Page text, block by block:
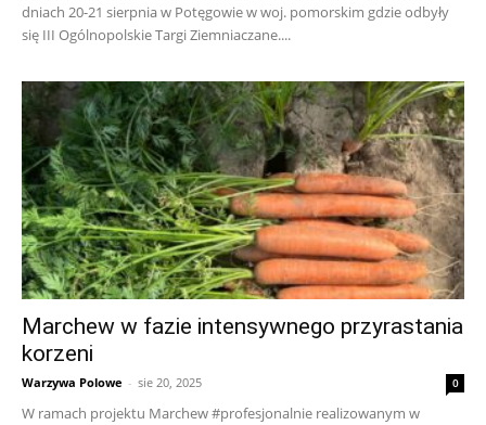
dniach 20-21 sierpnia w Potęgowie w woj. pomorskim gdzie odbyły
się III Ogólnopolskie Targi Ziemniaczane....
Marchew w fazie intensywnego przyrastania
korzeni
Warzywa Polowe - sie 20, 2025 0
W ramach projektu Marchew #profesjonalnie realizowanym w